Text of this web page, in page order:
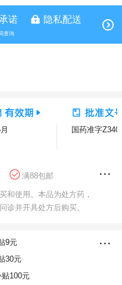
诺 隐私配送
查询
国药准字
满88包邮
药房
和使用。本品为处方药，
诊并开具处方后购买。
9元
30元
100元